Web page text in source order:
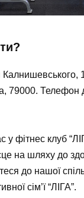
79000. Телефон
фітнес клуб
на шляху до
до нашої
сім’ї “ЛІГА”.